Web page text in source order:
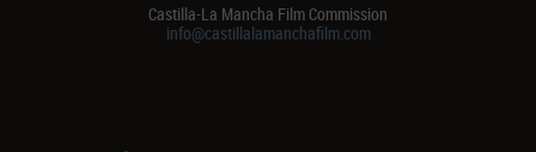
Castilla-La Mancha Film Commission
info@castillalamanchafilm.com